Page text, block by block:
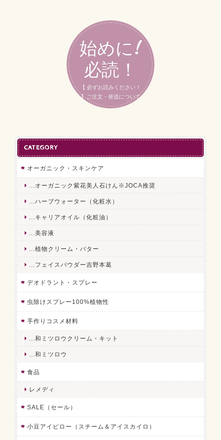
始めに!
必読！
【 必ずお読みください！
】ご注文・発送について
CATEGORY
オーガニック・スキンケア
...オーガニック紫花美人石けん※JOCA推奨
...ハーブウォーター（化粧水）
...キャリアオイル（化粧油）
...美容液
...植物クリーム・バター
...フェイスパウダー吉野本葛
デオドラント・スプレー
虫除けスプレー100%植物性
手作りコスメ材料
...和ミツロウクリーム・キット
...和ミツロウ
食品
レメディ
SALE（セール）
小豆アイピロー（スチーム＆アイスカイロ）